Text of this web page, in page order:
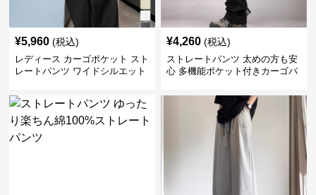
¥5,960 (税込)
レディース カーゴポケット スト
レートパンツ ワイドシルエット
¥4,260 (税込)
ストレートパンツ 太めの方も安
心 多機能ポケット付きカーゴパ